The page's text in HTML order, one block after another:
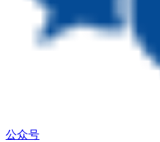
公众号